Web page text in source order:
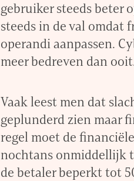
gebruiker steeds beter
steeds in de val omdat
operandi aanpassen.
meer bedreven dan
Vaak leest men dat
geplunderd zien maar
regel moet de
nochtans onmiddellijk
de betaler beperkt tot